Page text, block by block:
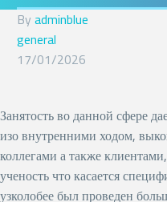
Byadminblue
general
17/01/2026
Занятость во данной сфере
изо внутренними ходом,
коллегами а также
ученость что касается
узколобее был проведен